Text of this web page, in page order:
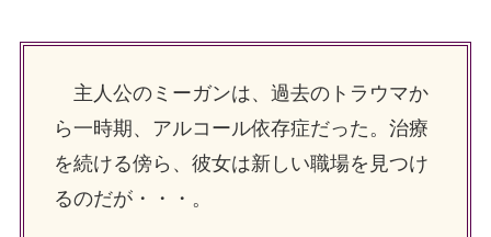
主人公のミーガンは、過去のトラウマか
ら一時期、アルコール依存症だった。治療
を続ける傍ら、彼女は新しい職場を見つけ
るのだが・・・。